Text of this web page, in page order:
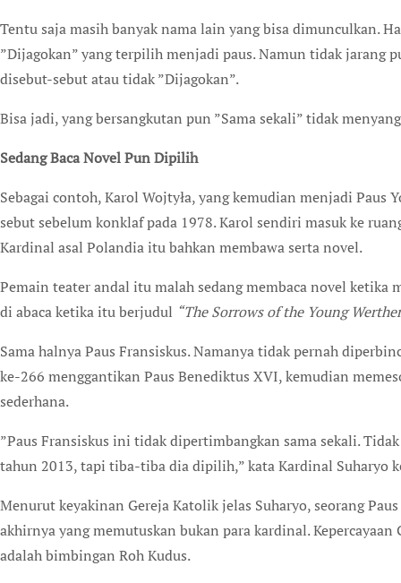
Tentu saja masih banyak nama lain yang bisa dimunculkan.
”Dijagokan” yang terpilih menjadi paus. Namun tidak jarang
disebut-sebut atau tidak ”Dijagokan”.
Bisa jadi, yang bersangkutan pun ”Sama sekali” tidak
Sedang Baca Novel Pun Dipilih
Sebagai contoh, Karol Wojtyła, yang kemudian menjadi Paus
sebut sebelum konklaf pada 1978. Karol sendiri masuk ke
Kardinal asal Polandia itu bahkan membawa serta novel.
Pemain teater andal itu malah sedang membaca novel ketika
di abaca ketika itu berjudul “The Sorrows of the Young
Sama halnya Paus Fransiskus. Namanya tidak pernah
ke-266 menggantikan Paus Benediktus XVI, kemudian
sederhana.
”Paus Fransiskus ini tidak dipertimbangkan sama sekali.
tahun 2013, tapi tiba-tiba dia dipilih,” kata Kardinal Suharyo
Menurut keyakinan Gereja Katolik jelas Suharyo, seorang
akhirnya yang memutuskan bukan para kardinal.
adalah bimbingan Roh Kudus.